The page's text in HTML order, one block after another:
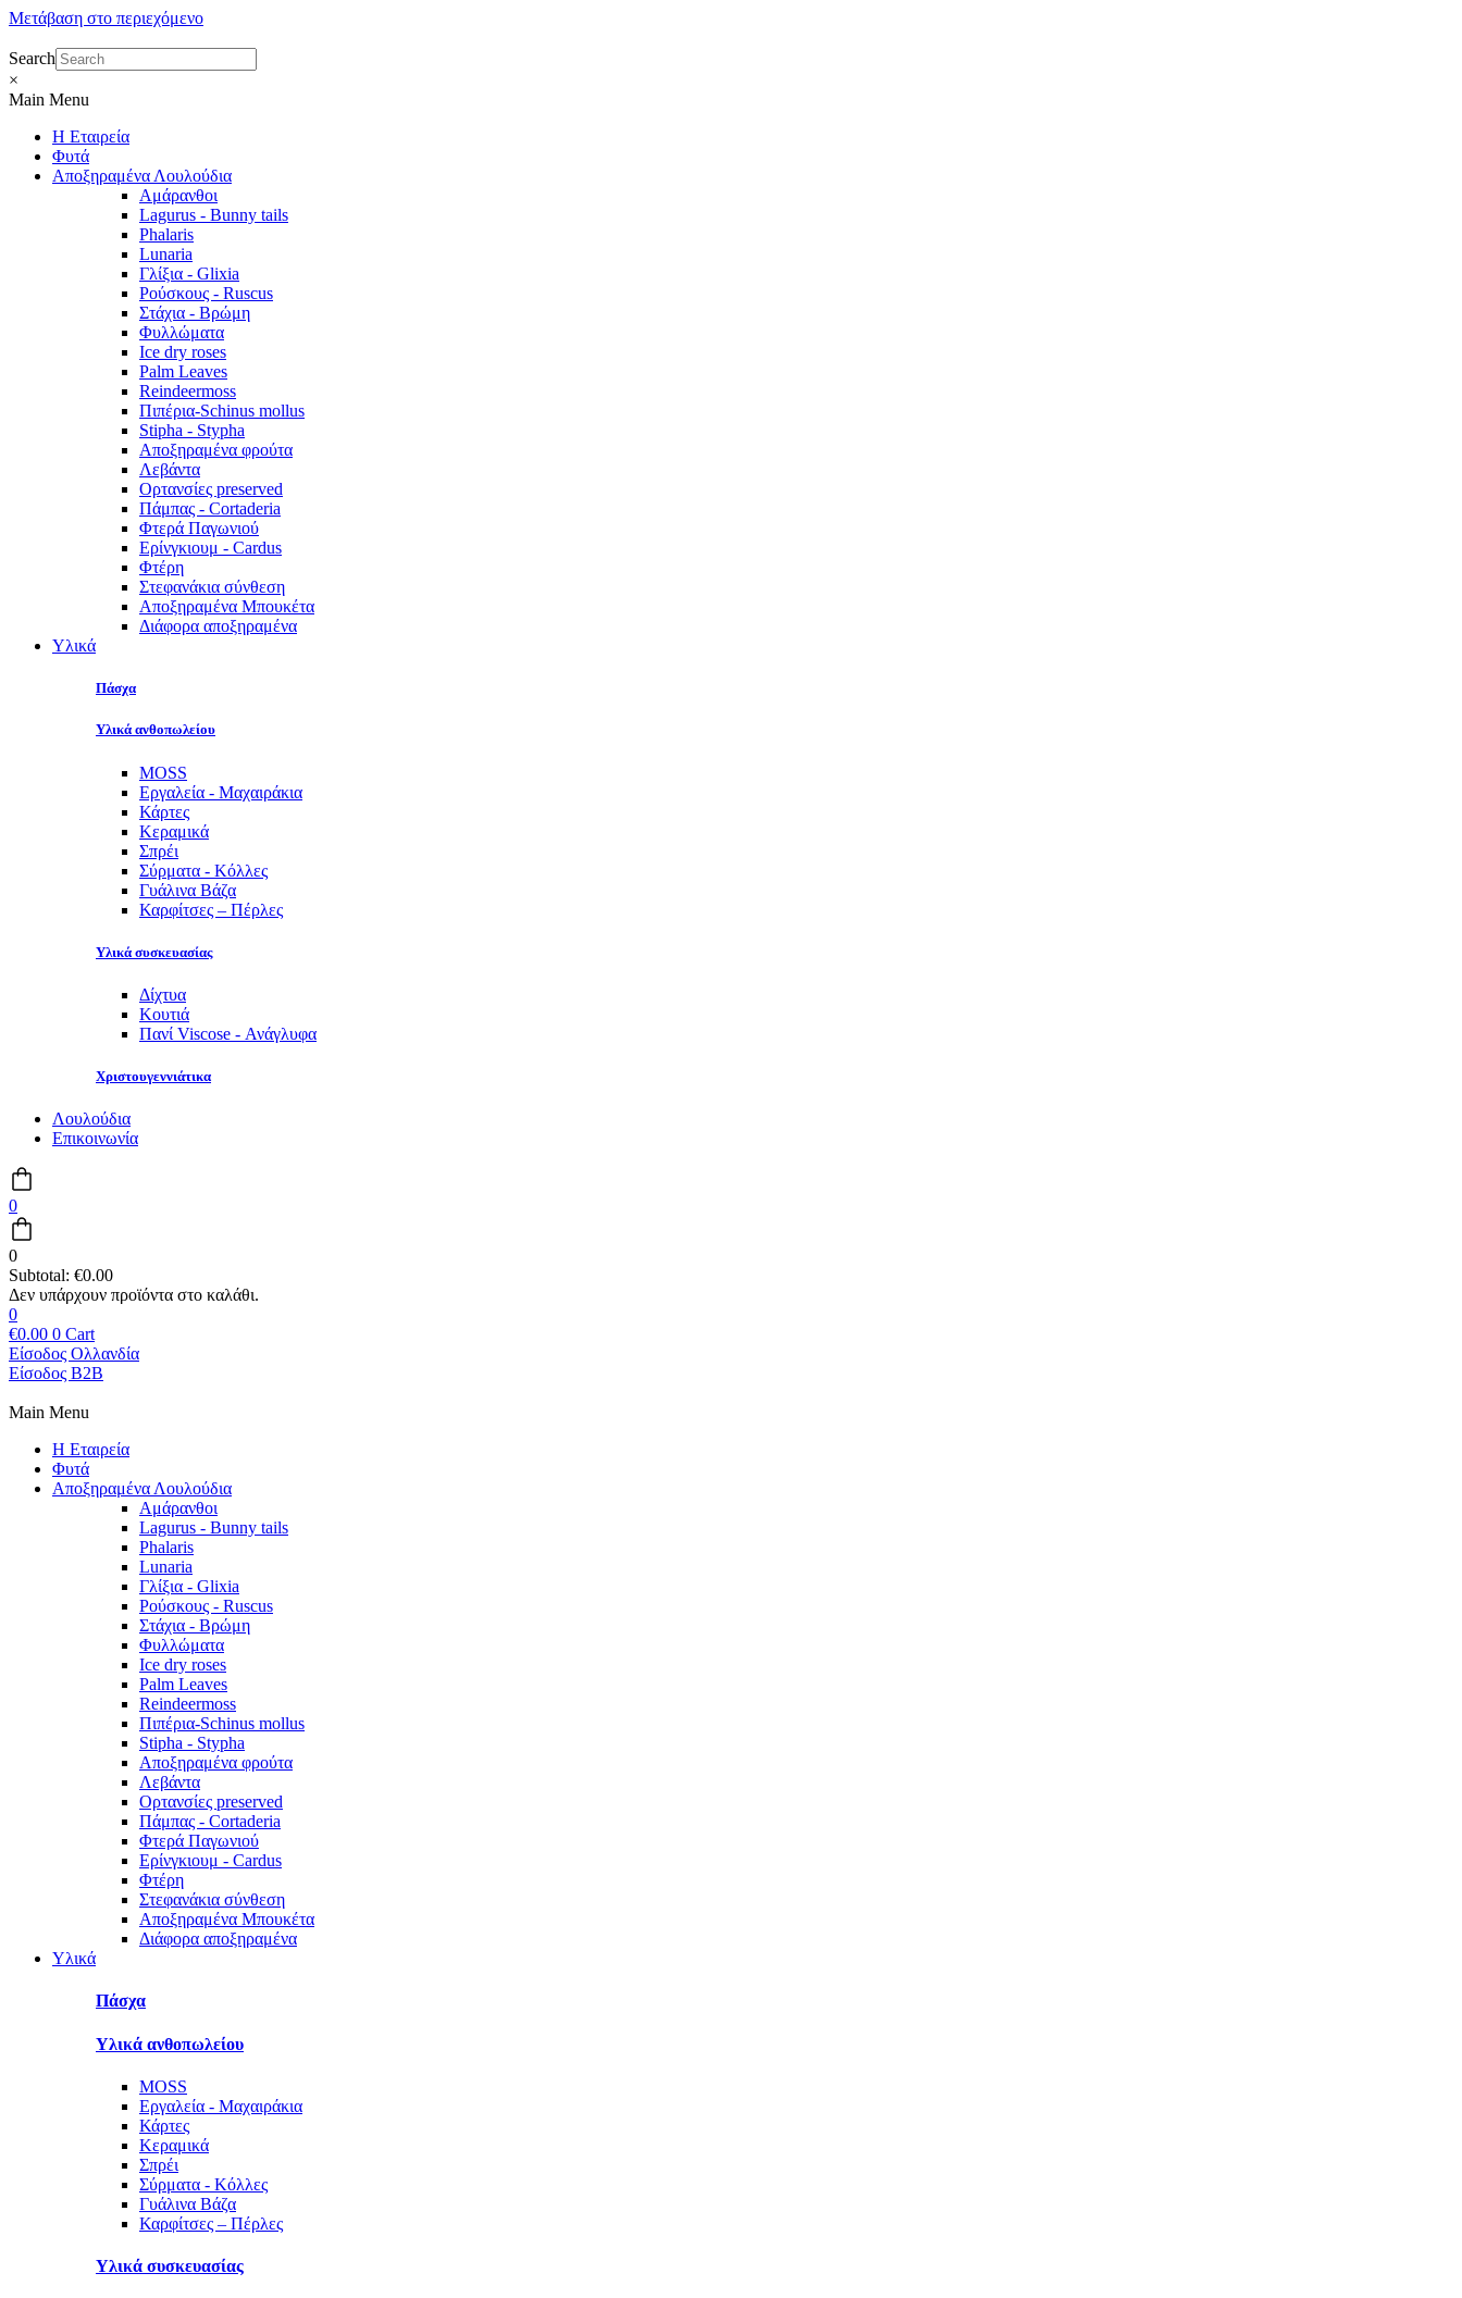
Μετάβαση στο περιεχόμενο
Search
×
Main Menu
Η Εταιρεία
Φυτά
Αποξηραμένα Λουλούδια
Αμάρανθοι
Lagurus - Bunny tails
Phalaris
Lunaria
Γλίξια - Glixia
Ρούσκους - Ruscus
Στάχια - Βρώμη
Φυλλώματα
Ice dry roses
Palm Leaves
Reindeermoss
Πιπέρια-Schinus mollus
Stipha - Stypha
Αποξηραμένα φρούτα
Λεβάντα
Ορτανσίες preserved
Πάμπας - Cortaderia
Φτερά Παγωνιού
Ερίνγκιουμ - Cardus
Φτέρη
Στεφανάκια σύνθεση
Αποξηραμένα Μπουκέτα
Διάφορα αποξηραμένα
Υλικά
Πάσχα
Υλικά ανθοπωλείου
MOSS
Εργαλεία - Μαχαιράκια
Κάρτες
Κεραμικά
Σπρέι
Σύρματα - Κόλλες
Γυάλινα Βάζα
Καρφίτσες – Πέρλες
Υλικά συσκευασίας
Δίχτυα
Κουτιά
Πανί Viscose - Ανάγλυφα
Χριστουγεννιάτικα
Λουλούδια
Επικοινωνία
0
0
Subtotal: €0.00
0
€0.00 0 Cart
Είσοδος Ολλανδία
Είσοδος B2B
Main Menu
Η Εταιρεία
Φυτά
Αποξηραμένα Λουλούδια
Αμάρανθοι
Lagurus - Bunny tails
Phalaris
Lunaria
Γλίξια - Glixia
Ρούσκους - Ruscus
Στάχια - Βρώμη
Φυλλώματα
Ice dry roses
Palm Leaves
Reindeermoss
Πιπέρια-Schinus mollus
Stipha - Stypha
Αποξηραμένα φρούτα
Λεβάντα
Ορτανσίες preserved
Πάμπας - Cortaderia
Φτερά Παγωνιού
Ερίνγκιουμ - Cardus
Φτέρη
Στεφανάκια σύνθεση
Αποξηραμένα Μπουκέτα
Διάφορα αποξηραμένα
Υλικά
Πάσχα
Υλικά ανθοπωλείου
MOSS
Εργαλεία - Μαχαιράκια
Κάρτες
Κεραμικά
Σπρέι
Σύρματα - Κόλλες
Γυάλινα Βάζα
Καρφίτσες – Πέρλες
Υλικά συσκευασίας